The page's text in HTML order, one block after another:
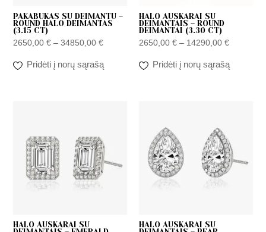
PAKABUKAS SU DEIMANTU –
ROUND HALO DEIMANTAS
(3.15 CT)
2650,00€ – 34850,00€
Pridėti į norų sąrašą
HALO AUSKARAI SU
DEIMANTAIS – ROUND
DEIMANTAI (3.30 CT)
2650,00 € – 14290,00 €
Pridėti į norų sąrašą
HALO AUSKARAI SU
14290,00 €
HALO AUSKARAI SU
14290,00